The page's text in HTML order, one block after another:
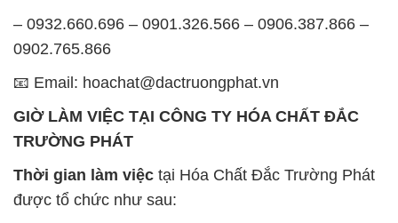
– 0932.660.696 – 0901.326.566 – 0906.387.866 –
0902.765.866
📧 Email: hoachat@dactruongphat.vn
GIỜ LÀM VIỆC TẠI CÔNG TY HÓA CHẤT ĐẮC
TRƯỜNG PHÁT
Thời gian làm việc tại Hóa Chất Đắc Trường Phát
được tổ chức như sau: